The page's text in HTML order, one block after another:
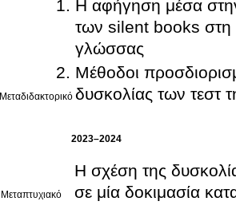
Μεταδιδακτορικό
Η αφήγηση μέσα
των silent books στη
γλώσσας
Μέθοδοι
δυσκολίας των τεστ
2023–2024
Μεταπτυχιακό
Η σχέση της
σε μία δοκιμασία